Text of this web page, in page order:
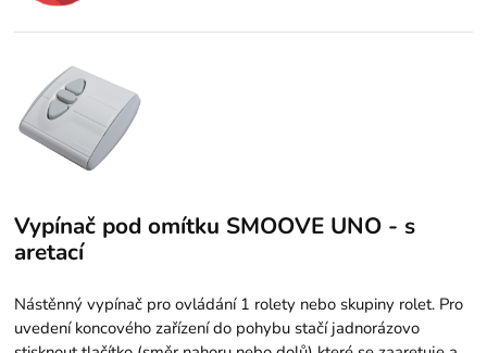
Vypínač pod omítku SMOOVE UNO - s
aretací
Nástěnný vypínač pro ovládání 1 rolety nebo skupiny rolet. Pro
uvedení koncového zařízení do pohybu stačí jadnorázovo